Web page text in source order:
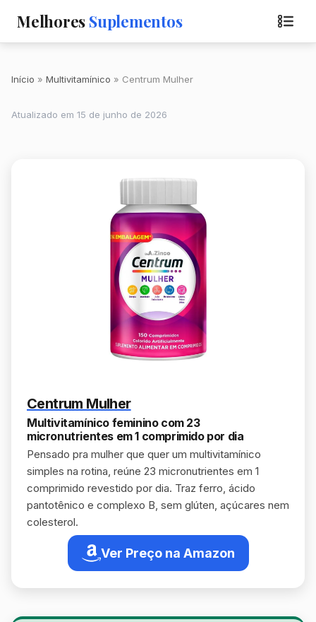
Melhores Suplementos
Início Multivitamínico Centrum Mulher
Atualizado em 15 de junho de 2026
Centrum Mulher
Multivitamínico feminino com 23
micronutrientes em 1 comprimido por dia
Pensado pra mulher que quer um multivitamínico
simples na rotina, reúne 23 micronutrientes em 1
comprimido revestido por dia. Traz ferro, ácido
pantotênico e complexo B, sem glúten, açúcares nem
colesterol.
Ver Preço na Amazon